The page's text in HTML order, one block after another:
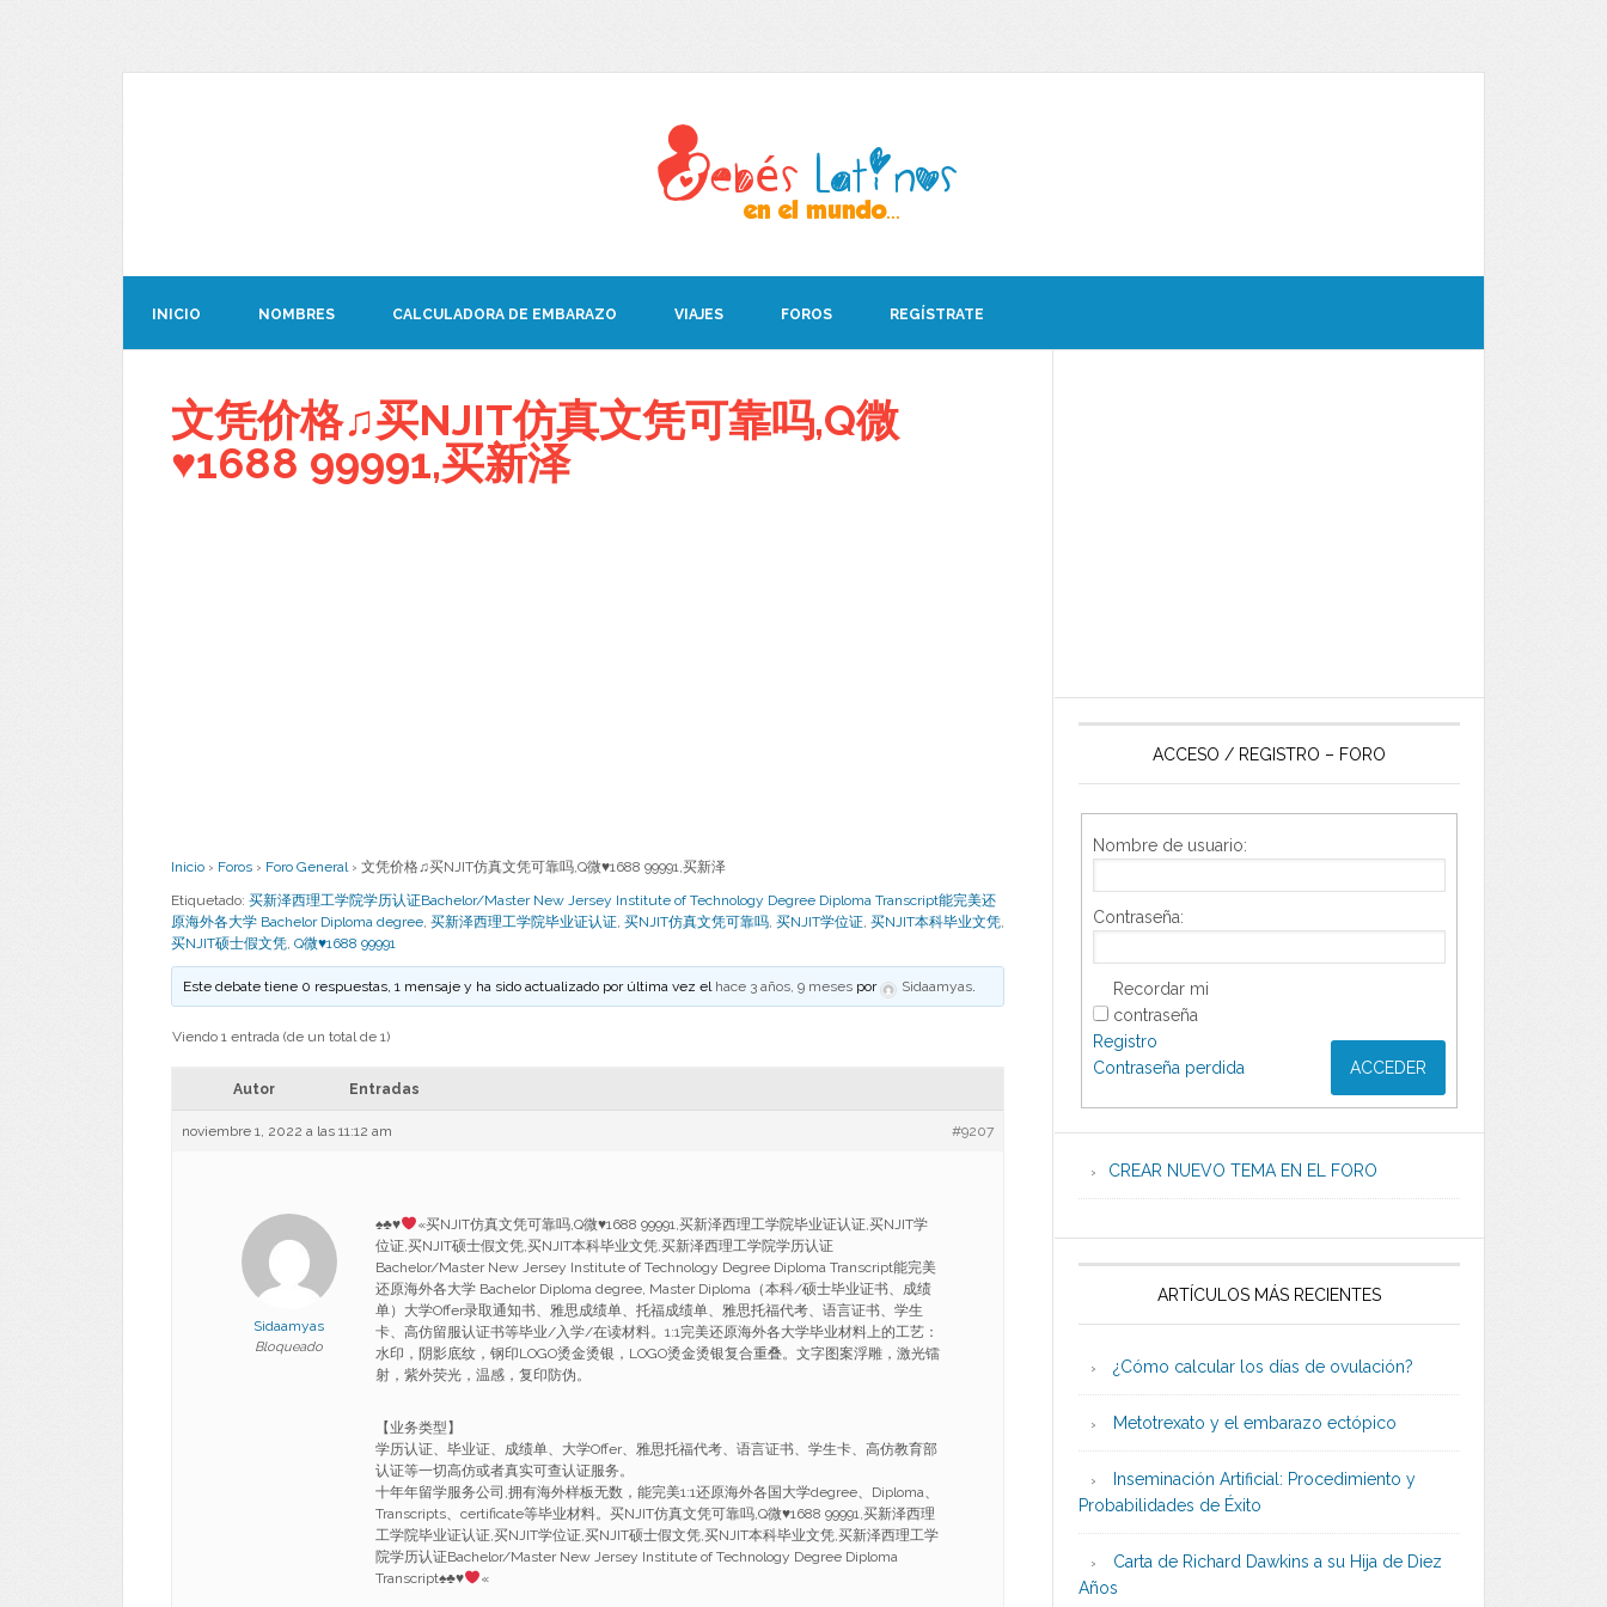
INICIO NOMBRES CALCULADORA DE EMBARAZO VIAJES FOROS REGÍSTRATE
文凭价格♫买NJIT仿真文凭可靠吗,Q微
♥1688 99991,买新泽
Inicio › Foros › Foro General › 文凭价格♫买NJIT仿真文凭可靠吗,Q微♥1688 99991,买新泽
Etiquetado: 买新泽西理工学院学历认证Bachelor/Master New Jersey Institute of Technology Degree Diploma Transcript能完美还
原海外各大学 Bachelor Diploma degree, 买新泽西理工学院毕业证认证, 买NJIT仿真文凭可靠吗, 买NJIT学位证, 买NJIT本科毕业文凭,
买NJIT硕士假文凭, Q微♥1688 99991
Este debate tiene 0 respuestas, 1 mensaje y ha sido actualizado por última vez el hace 3 años, 9 meses por Sidaamyas.
Viendo 1 entrada (de un total de 1)
Autor Entradas
noviembre 1, 2022 a las 11:12 am #9207
Sidaamyas
Bloqueado
♠♣♥ «买NJIT仿真文凭可靠吗,Q微♥1688 99991,买新泽西理工学院毕业证认证,买NJIT学
位证,买NJIT硕士假文凭,买NJIT本科毕业文凭,买新泽西理工学院学历认证
Bachelor/Master New Jersey Institute of Technology Degree Diploma Transcript能完美
还原海外各大学 Bachelor Diploma degree, Master Diploma（本科/硕士毕业证书、成绩
单）大学Offer录取通知书、雅思成绩单、托福成绩单、雅思托福代考、语言证书、学生
卡、高仿留服认证书等毕业/入学/在读材料。1:1完美还原海外各大学毕业材料上的工艺：
水印，阴影底纹，钢印LOGO烫金烫银，LOGO烫金烫银复合重叠。文字图案浮雕，激光镭
射，紫外荧光，温感，复印防伪。
【业务类型】
学历认证、毕业证、成绩单、大学Offer、雅思托福代考、语言证书、学生卡、高仿教育部
认证等一切高仿或者真实可查认证服务。
十年年留学服务公司,拥有海外样板无数，能完美1:1还原海外各国大学degree、Diploma、
Transcripts、certificate等毕业材料。买NJIT仿真文凭可靠吗,Q微♥1688 99991,买新泽西理
工学院毕业证认证,买NJIT学位证,买NJIT硕士假文凭,买NJIT本科毕业文凭,买新泽西理工学
院学历认证Bachelor/Master New Jersey Institute of Technology Degree Diploma
Transcript♠♣♥ «
ACCESO / REGISTRO – FORO
Nombre de usuario:
Contraseña:
Recordar mi
contraseña
ACCEDER
Registro
Contraseña perdida
CREAR NUEVO TEMA EN EL FORO
ARTÍCULOS MÁS RECIENTES
¿Cómo calcular los días de ovulación?
Metotrexato y el embarazo ectópico
Inseminación Artificial: Procedimiento y
Probabilidades de Éxito
Carta de Richard Dawkins a su Hija de Diez
Años